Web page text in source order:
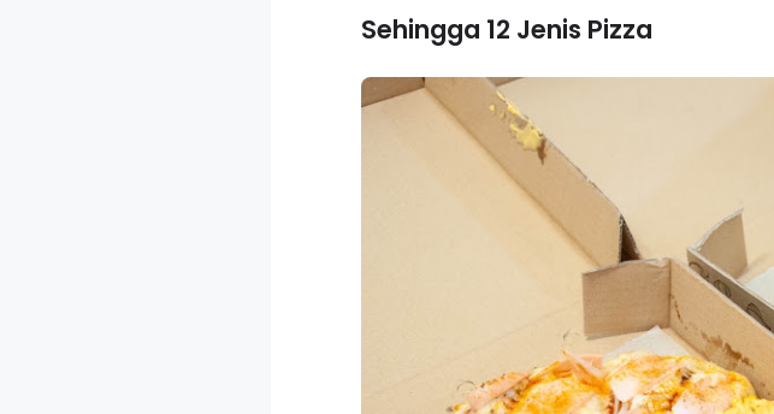
Sehingga 12 Jenis Pizza